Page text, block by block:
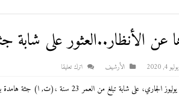
عن الأنظار..العثور على شابة
يوليو 4, 2020 اﻷرشيف اترك تعليقا